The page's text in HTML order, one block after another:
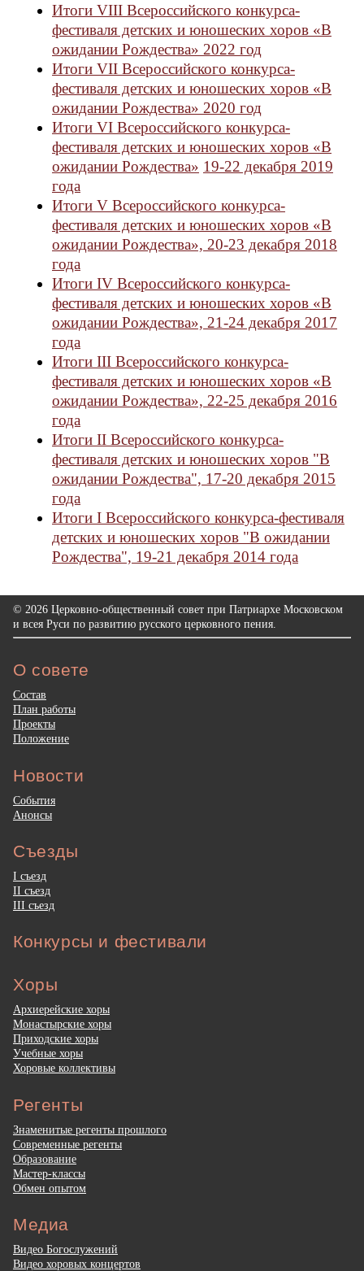
Итоги VIII Всероссийского конкурса-
фестиваля детских и юношеских хоров «В
ожидании Рождества» 2022 год
Итоги VII Всероссийского конкурса-
фестиваля детских и юношеских хоров «В
ожидании Рождества» 2020 год
Итоги VI Всероссийского конкурса-
фестиваля детских и юношеских хоров «В
ожидании Рождества» 19-22 декабря 2019
года
Итоги V Всероссийского конкурса-
фестиваля детских и юношеских хоров «В
ожидании Рождества», 20-23 декабря 2018
года
Итоги IV Всероссийского конкурса-
фестиваля детских и юношеских хоров «В
ожидании Рождества», 21-24 декабря 2017
года
Итоги III Всероссийского конкурса-
фестиваля детских и юношеских хоров «В
ожидании Рождества», 22-25 декабря 2016
года
Итоги II Всероссийского конкурса-
фестиваля детских и юношеских хоров "В
ожидании Рождества", 17-20 декабря 2015
года
Итоги I Всероссийского конкурса-фестиваля
детских и юношеских хоров "В ожидании
Рождества", 19-21 декабря 2014 года
© 2026 Церковно-общественный совет при Патриархе Московском
и всея Руси по развитию русского церковного пения.
О совете
Состав
План работы
Проекты
Положение
Новости
События
Анонсы
Съезды
I съезд
II съезд
III съезд
Конкурсы и фестивали
Хоры
Архиерейские хоры
Монастырские хоры
Приходские хоры
Учебные хоры
Хоровые коллективы
Регенты
Знаменитые регенты прошлого
Современные регенты
Образование
Мастер-классы
Обмен опытом
Медиа
Видео Богослужений
Видео хоровых концертов